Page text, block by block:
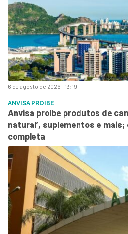
6 de agosto de 2026 - 13:19
ANVISA PROIBE
Anvisa proíbe produtos de
natural’, suplementos e
completa